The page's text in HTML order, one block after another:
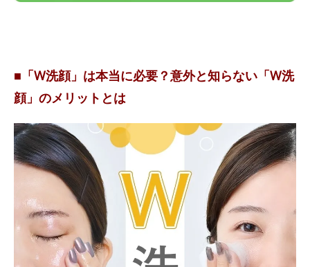
■「W洗顔」は本当に必要？意外と知らない「W洗
顔」のメリットとは